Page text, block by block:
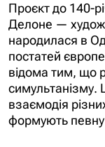
Проєкт до 140-
Делоне —
народилася в
постатей
відома тим, що
симультанізму.
взаємодія
формують певну